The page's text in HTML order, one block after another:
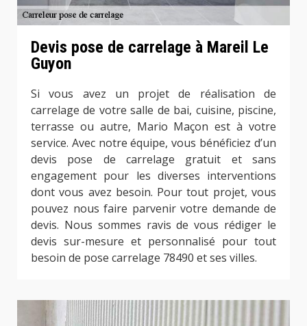
Devis pose de carrelage à Mareil Le
Guyon
Si vous avez un projet de réalisation de
carrelage de votre salle de bai, cuisine, piscine,
terrasse ou autre, Mario Maçon est à votre
service. Avec notre équipe, vous bénéficiez d’un
devis pose de carrelage gratuit et sans
engagement pour les diverses interventions
dont vous avez besoin. Pour tout projet, vous
pouvez nous faire parvenir votre demande de
devis. Nous sommes ravis de vous rédiger le
devis sur-mesure et personnalisé pour tout
besoin de pose carrelage 78490 et ses villes.